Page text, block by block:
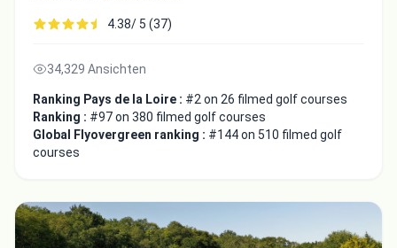
4.38/ 5 (37)
34,329 Ansichten
Ranking Pays de la Loire : #2 on 26 filmed golf courses
Ranking : #97 on 380 filmed golf courses
Global Flyovergreen ranking : #144 on 510 filmed golf
courses